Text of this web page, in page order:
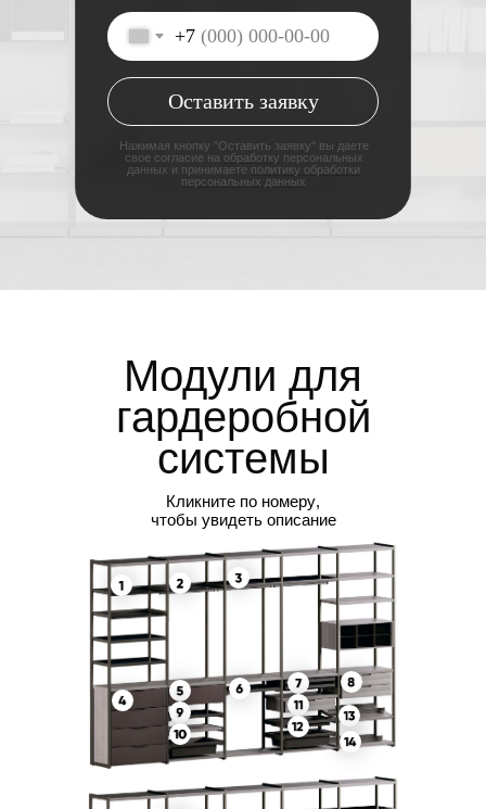
Нажимая кнопку "Оставить заявку" вы даете
свое согласие на обработку персональных
данных и принимаете политику обработки
персональных данных
+7
Оставить заявку
Модули для
гардеробной
системы
Кликните по номеру,
чтобы увидеть описание